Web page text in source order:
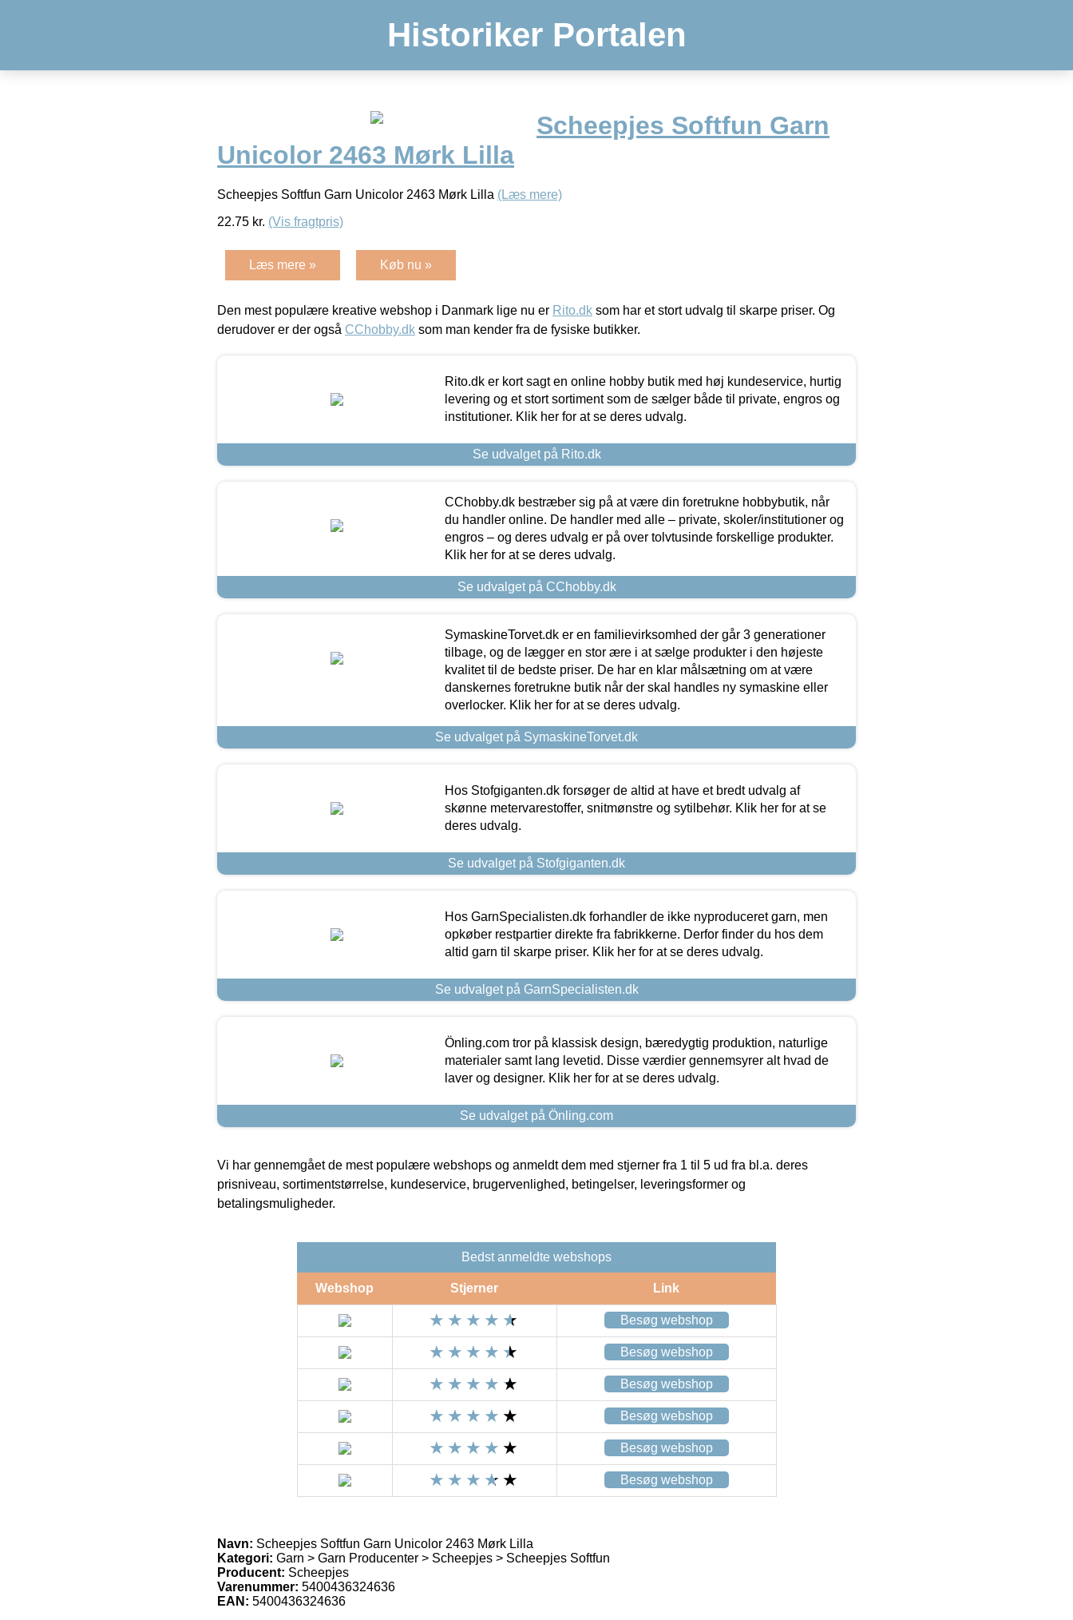
Historiker Portalen
Scheepjes Softfun Garn
Unicolor 2463 Mørk Lilla
Scheepjes Softfun Garn Unicolor 2463 Mørk Lilla (Læs mere)
22.75 kr. (Vis fragtpris)
Læs mere » Køb nu »
Den mest populære kreative webshop i Danmark lige nu er Rito.dk som har et stort udvalg til skarpe priser. Og
derudover er der også CChobby.dk som man kender fra de fysiske butikker.
Rito.dk er kort sagt en online hobby butik med høj kundeservice, hurtig
levering og et stort sortiment som de sælger både til private, engros og
institutioner. Klik her for at se deres udvalg.
Se udvalget på Rito.dk
CChobby.dk bestræber sig på at være din foretrukne hobbybutik, når
du handler online. De handler med alle – private, skoler/institutioner og
engros – og deres udvalg er på over tolvtusinde forskellige produkter.
Klik her for at se deres udvalg.
Se udvalget på CChobby.dk
SymaskineTorvet.dk er en familievirksomhed der går 3 generationer
tilbage, og de lægger en stor ære i at sælge produkter i den højeste
kvalitet til de bedste priser. De har en klar målsætning om at være
danskernes foretrukne butik når der skal handles ny symaskine eller
overlocker. Klik her for at se deres udvalg.
Se udvalget på SymaskineTorvet.dk
Hos Stofgiganten.dk forsøger de altid at have et bredt udvalg af
skønne metervarestoffer, snitmønstre og sytilbehør. Klik her for at se
deres udvalg.
Se udvalget på Stofgiganten.dk
Hos GarnSpecialisten.dk forhandler de ikke nyproduceret garn, men
opkøber restpartier direkte fra fabrikkerne. Derfor finder du hos dem
altid garn til skarpe priser. Klik her for at se deres udvalg.
Se udvalget på GarnSpecialisten.dk
Önling.com tror på klassisk design, bæredygtig produktion, naturlige
materialer samt lang levetid. Disse værdier gennemsyrer alt hvad de
laver og designer. Klik her for at se deres udvalg.
Se udvalget på Önling.com
Vi har gennemgået de mest populære webshops og anmeldt dem med stjerner fra 1 til 5 ud fra bl.a. deres
prisniveau, sortimentstørrelse, kundeservice, brugervenlighed, betingelser, leveringsformer og
betalingsmuligheder.
Bedst anmeldte webshops
Webshop Stjerner Link
Besøg webshop
Besøg webshop
Besøg webshop
Besøg webshop
Besøg webshop
Besøg webshop
Navn: Scheepjes Softfun Garn Unicolor 2463 Mørk Lilla
Kategori: Garn > Garn Producenter > Scheepjes > Scheepjes Softfun
Producent: Scheepjes
Varenummer: 5400436324636
EAN: 5400436324636